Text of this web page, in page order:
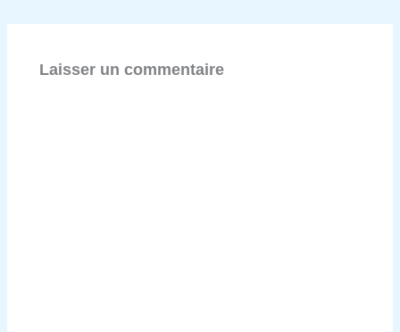
Laisser un commentaire